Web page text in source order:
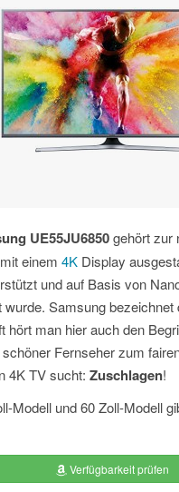
UE55JU6850gehört zur
einem 4K Display
und auf Basis von
wurde. Samsung bezeichnet
hört man hier auch den
Fernseher zum
4K TV sucht: Zuschlagen!
Modell und 60 Zoll-Modell
Verfügbarkeit prüfen